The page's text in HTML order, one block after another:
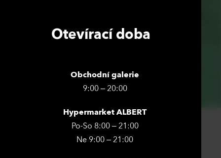
Otevírací doba
Obchodní galerie
9:00 – 20:00
Hypermarket ALBERT
Po-So 8:00 – 21:00
Ne 9:00 – 21:00